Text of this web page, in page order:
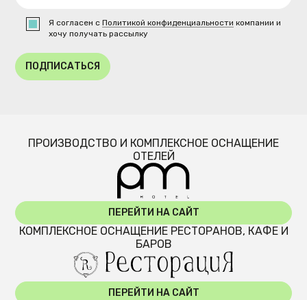
Я согласен сПолитикой конфиденциальности компании и
хочу получать рассылку
ПОДПИСАТЬСЯ
ПРОИЗВОДСТВО И КОМПЛЕКСНОЕ ОСНАЩЕНИЕ
ОТЕЛЕЙ
ПЕРЕЙТИ НА САЙТ
КОМПЛЕКСНОЕ ОСНАЩЕНИЕ РЕСТОРАНОВ, КАФЕ И
БАРОВ
ПЕРЕЙТИ НА САЙТ